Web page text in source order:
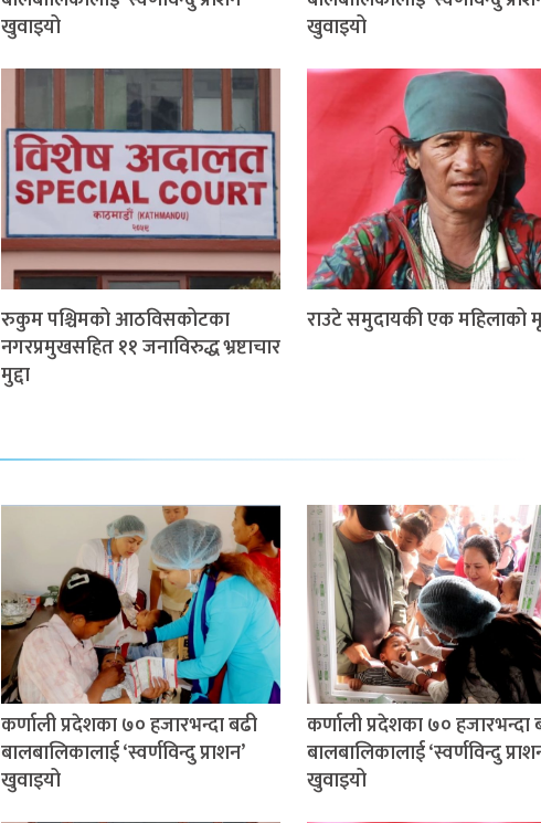
खुवाइयो
खुवाइयो
रुकुम पश्चिमको आठविसकोटका
नगरप्रमुखसहित ११ जनाविरुद्ध भ्रष्टाचार
मुद्दा
राउटे समुदायकी एक महिलाको
कर्णाली प्रदेशका ७० हजारभन्दा बढी
बालबालिकालाई ‘स्वर्णविन्दु प्राशन’
खुवाइयो
कर्णाली प्रदेशका ७० हजारभन्दा
बालबालिकालाई ‘स्वर्णविन्दु
खुवाइयो